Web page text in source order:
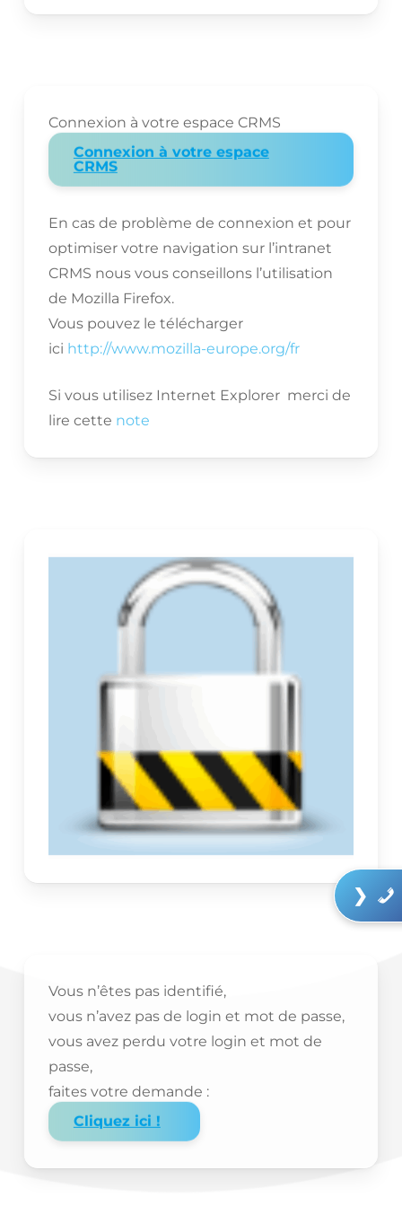
Connexion à votre espace CRMS
Connexion à votre espace
CRMS
En cas de problème de connexion et pour
optimiser votre navigation sur l’intranet
CRMS nous vous conseillons l’utilisation
de Mozilla Firefox.
Vous pouvez le télécharger
ici http://www.mozilla-europe.org/fr
Si vous utilisez Internet Explorer merci de
lire cette note
Vous n’êtes pas identifié,
vous n’avez pas de login et mot de passe,
vous avez perdu votre login et mot de
passe,
faites votre demande :
Cliquez ici !
❯